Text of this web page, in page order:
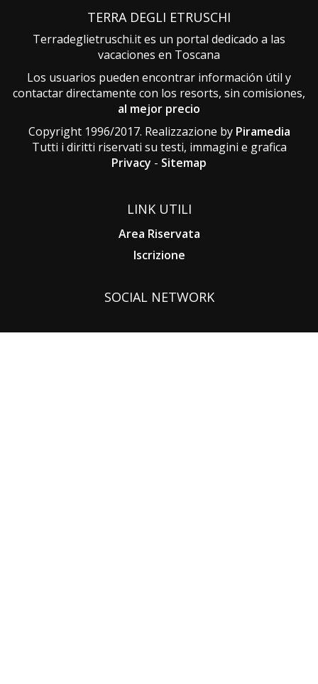
TERRA DEGLI ETRUSCHI
Terradeglietruschi.it es un portal dedicado a las
vacaciones en Toscana
Los usuarios pueden encontrar información útil y
contactar directamente con los resorts, sin comisiones,
al mejor precio
Copyright 1996/2017. Realizzazione by Piramedia
Tutti i diritti riservati su testi, immagini e grafica
Privacy - Sitemap
LINK UTILI
Area Riservata
Iscrizione
SOCIAL NETWORK